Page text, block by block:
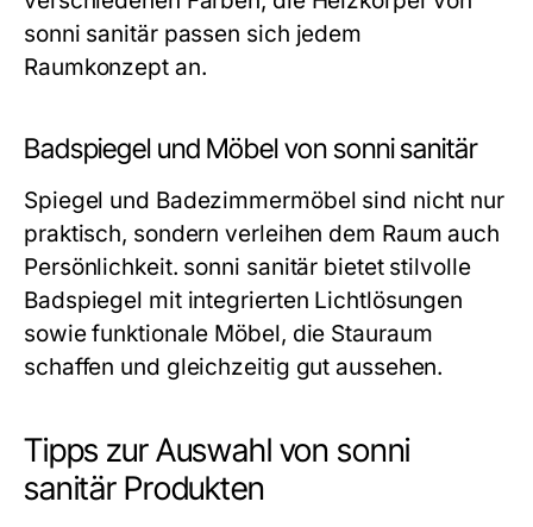
sonni sanitär passen sich jedem
Raumkonzept an.
Badspiegel und Möbel von sonni sanitär
Spiegel und Badezimmermöbel sind nicht nur
praktisch, sondern verleihen dem Raum auch
Persönlichkeit. sonni sanitär bietet stilvolle
Badspiegel mit integrierten Lichtlösungen
sowie funktionale Möbel, die Stauraum
schaffen und gleichzeitig gut aussehen.
Tipps zur Auswahl von sonni
sanitär Produkten